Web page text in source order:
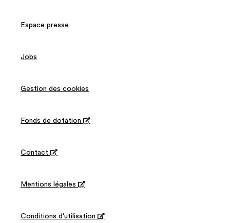
Espace presse
Jobs
Gestion des cookies
Fonds de dotation 
Contact 
Mentions légales 
Conditions d'utilisation 